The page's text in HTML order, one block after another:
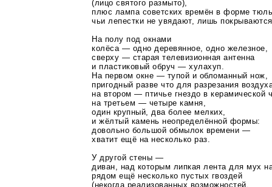
(лицо святого размыто),
плюс лампа советских времён в форме
чьи лепестки не увядают, лишь
На полу под окнами
колёса — одно деревянное, одно железное,
сверху — старая телевизионная антенна
и пластиковый обруч — хулахуп.
На первом окне — тупой и обломанный нож,
пригодный разве что для разрезания
на втором — птичье гнездо в керамической
на третьем — четыре камня,
один крупный, два более мелких,
и жёлтый камень неопределённой формы:
довольно большой обмылок времени —
хватит ещё на несколько раз.
У другой стены —
диван, над которым липкая лента для мух
рядом ещё несколько пустых гвоздей
(некогда реализованных возможностей,